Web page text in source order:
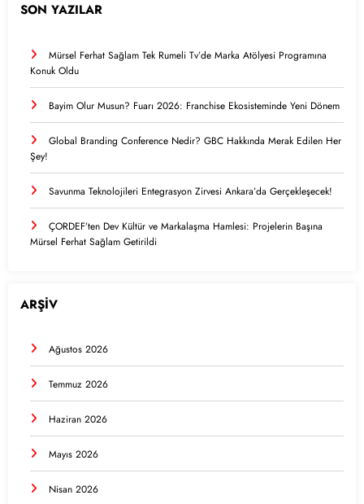
SON YAZILAR
Mürsel Ferhat Sağlam Tek Rumeli Tv’de Marka Atölyesi Programına
Konuk Oldu
Bayim Olur Musun? Fuarı 2026: Franchise Ekosisteminde Yeni Dönem
Global Branding Conference Nedir? GBC Hakkında Merak Edilen Her
Şey!
Savunma Teknolojileri Entegrasyon Zirvesi Ankara’da Gerçekleşecek!
ÇORDEF’ten Dev Kültür ve Markalaşma Hamlesi: Projelerin Başına
Mürsel Ferhat Sağlam Getirildi
ARŞİV
Ağustos 2026
Temmuz 2026
Haziran 2026
Mayıs 2026
Nisan 2026